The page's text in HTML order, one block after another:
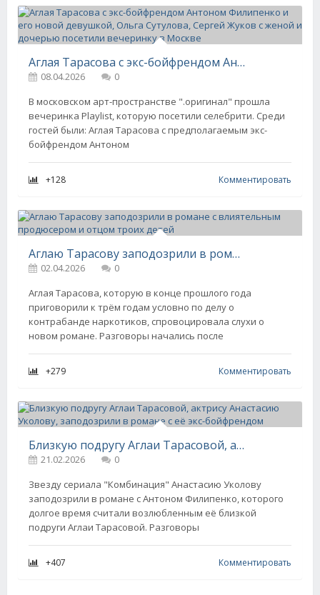
Аглая Тарасова с экс-бойфрендом Антоном Филипенко и его новой девушкой, Ольга Сутулова, Сергей Жуков с женой и дочерью посетили вечеринку в Москве
08.04.2026
0
В московском арт-пространстве ".оригинал" прошла
вечеринка Playlist, которую посетили селебрити. Среди
гостей были: Аглая Тарасова с предполагаемым экс-
бойфрендом Антоном
+128 Комментировать
Аглаю Тарасову заподозрили в романе с влиятельным продюсером и отцом троих детей
02.04.2026
0
Аглая Тарасова, которую в конце прошлого года
приговорили к трём годам условно по делу о
контрабанде наркотиков, спровоцировала слухи о
новом романе. Разговоры начались после
+279 Комментировать
Близкую подругу Аглаи Тарасовой, актрису Анастасию Уколову, заподозрили в романе с её экс-бойфрендом
21.02.2026
0
Звезду сериала "Комбинация" Анастасию Уколову
заподозрили в романе с Антоном Филипенко, которого
долгое время считали возлюбленным её близкой
подруги Аглаи Тарасовой. Разговоры
+407 Комментировать